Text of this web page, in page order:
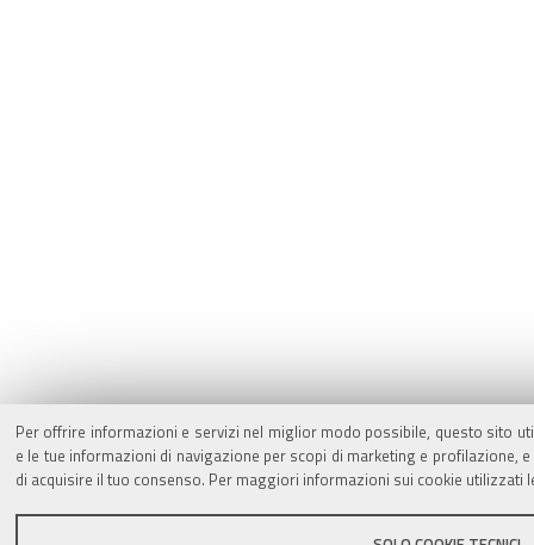
Per offrire informazioni e servizi nel miglior modo possibile, questo sito
e le tue informazioni di navigazione per scopi di marketing e
di acquisire il tuo consenso. Per maggiori informazioni sui cookie utilizzati